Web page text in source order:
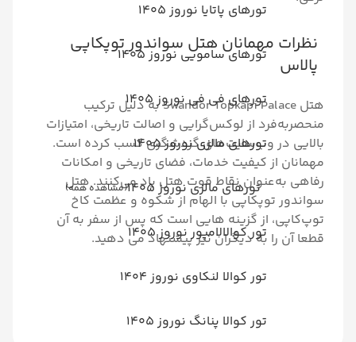
پاتایا نوروز 1405
سامویی نوروز 1405
فی فی نوروز 1405
مالزی نوروز 1405
تورهای مالزی نوروز 1405 (مشاهده همه)
کوالالامپور نوروز 1405
کوالا لنکاوی نوروز 1404
کوالا پنانگ نوروز 1405
هتل سواندور توپکاپی
هتل Swandor Topkapi Palace به دلیل ترکیب
لوکس‌گرایی و اصالت تاریخی، امتیازات
گردشگری کسب کرده است.
خدمات، فضای تاریخی و امکانات
نقاط قوت هتل یاد می‌کنند. هتل
با الهام از شکوه و عظمت کاخ
گزینه هایی است که پس از سفر به آن
دیگران نیز پیشنهاد می دهید.